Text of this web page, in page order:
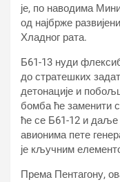
је, по наводима
од најбрже
Хладног рата.
Б61-13 нуди
до стратешких
детонације и
бомба ће заменити
ће се Б61-12 и даље
авионима пете
је кључним
Према Пентагону,